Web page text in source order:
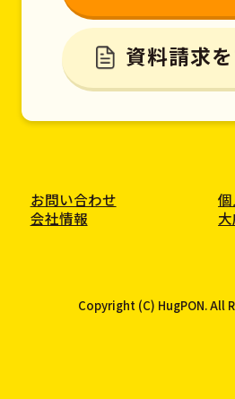
資料請求
お問い合わせ
会社情報
Copyright (C) HugPON. All